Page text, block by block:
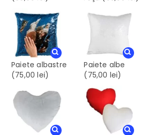
Paiete albastre
(75,00 lei)
Paiete albe
(75,00 lei)